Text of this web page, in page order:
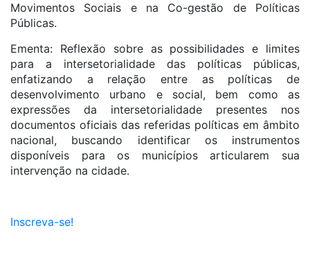
Movimentos Sociais e na Co-gestão de Políticas
Públicas.
Ementa: Reflexão sobre as possibilidades e limites
para a intersetorialidade das políticas públicas,
enfatizando a relação entre as políticas de
desenvolvimento urbano e social, bem como as
expressões da intersetorialidade presentes nos
documentos oficiais das referidas políticas em âmbito
nacional, buscando identificar os instrumentos
disponíveis para os municípios articularem sua
intervenção na cidade.
Inscreva-se!